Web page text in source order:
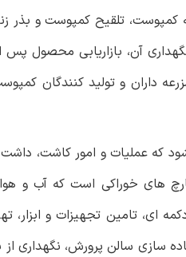
کمپوست، تلقیح کمپوست و
آن، بازاریابی محصول پس
داران و تولید کنندگان
که عملیات و امور کاشت،
های خوراکی است که آب و
ای، تامین تجهیزات و ابزار،
سالن پرورش، نگهداری از